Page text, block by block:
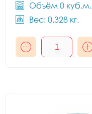
Объём 0 куб.м.
Вес: 0.328 кг.